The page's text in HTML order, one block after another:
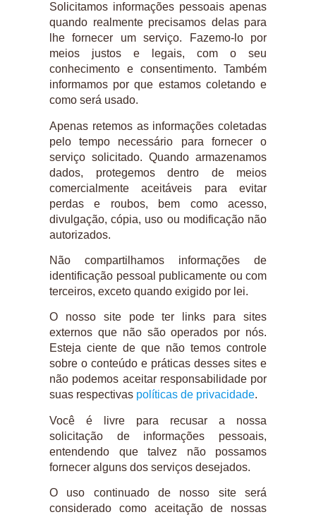
Solicitamos informações pessoais apenas
quando realmente precisamos delas para
lhe fornecer um serviço. Fazemo-lo por
meios justos e legais, com o seu
conhecimento e consentimento. Também
informamos por que estamos coletando e
como será usado.
Apenas retemos as informações coletadas
pelo tempo necessário para fornecer o
serviço solicitado. Quando armazenamos
dados, protegemos dentro de meios
comercialmente aceitáveis ​​para evitar
perdas e roubos, bem como acesso,
divulgação, cópia, uso ou modificação não
autorizados.
Não compartilhamos informações de
identificação pessoal publicamente ou com
terceiros, exceto quando exigido por lei.
O nosso site pode ter links para sites
externos que não são operados por nós.
Esteja ciente de que não temos controle
sobre o conteúdo e práticas desses sites e
não podemos aceitar responsabilidade por
suas respectivas políticas de privacidade.
Você é livre para recusar a nossa
solicitação de informações pessoais,
entendendo que talvez não possamos
fornecer alguns dos serviços desejados.
O uso continuado de nosso site será
considerado como aceitação de nossas